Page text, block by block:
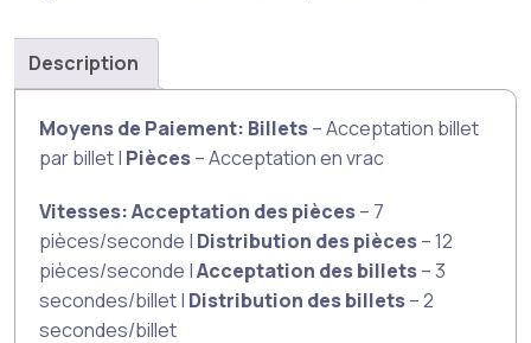
Description
Moyens de Paiement: Billets– Acceptation billet
par billet | Pièces– Acceptation en vrac
Vitesses: Acceptation des pièces– 7
pièces/seconde | Distribution des pièces– 12
pièces/seconde |Acceptation des billets– 3
secondes/billet | Distribution des billets– 2
secondes/billet